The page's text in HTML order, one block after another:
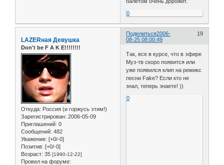
0
Поделиться 19
2006-
08-25 08:00:49
LAZERная Девушка
Don't be F A K E!!!!!!!!
Откуда: Россия (и горжусь этим!)
Зарегистрирован: 2006-05-09
Приглашений: 0
Сообщений: 482
Уважение: [+0/-0]
Позитив: [+0/-0]
Возраст: 35 [1990-12-22]
Провел на форуме:
Так, все в курсе, что в эфире
Муз-тв скоро появится или
уже появился клип на ремикс
песни Fake? Если кто не
знал, теперь знаете! ))
0